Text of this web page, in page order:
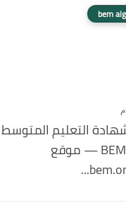
bem
التعليم المتوسط
2026 BEM — موقع